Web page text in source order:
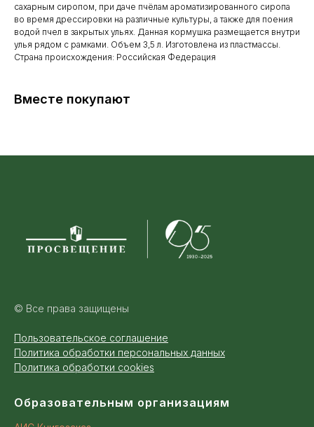
сахарным сиропом, при даче пчёлам ароматизированного сиропа
во время дрессировки на различные культуры, а также для поения
водой пчел в закрытых ульях. Данная кормушка размещается внутри
улья рядом с рамками. Объем 3,5 л. Изготовлена из пластмассы.
Страна происхождения: Российская Федерация
Вместе покупают
© Все права защищены
Пользовательское соглашение
Политика обработки персональных данных
Политика обработки cookies
Образовательным организациям